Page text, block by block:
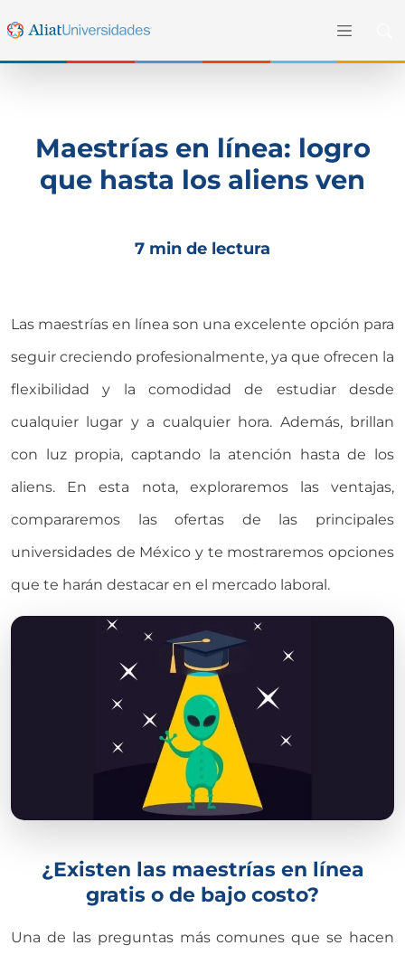
Maestrías en línea: logro
que hasta los aliens ven
7 min de lectura
Las maestrías en línea son una excelente opción para
seguir creciendo profesionalmente, ya que ofrecen la
flexibilidad y la comodidad de estudiar desde
cualquier lugar y a cualquier hora. Además, brillan
con luz propia, captando la atención hasta de los
aliens. En esta nota, exploraremos las ventajas,
compararemos las
ofertas de las principales
universidades de México y te mostraremos opciones
que te harán destacar en el mercado laboral.
¿Existen las maestrías en línea
gratis o de bajo costo?
Una de las preguntas más comunes que se hacen